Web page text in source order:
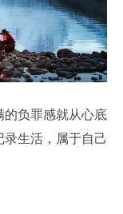
的负罪感就从心底
生活，属于自己